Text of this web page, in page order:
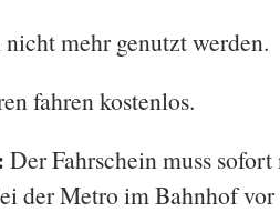
mehr genutzt werden.
fahren kostenlos.
Der Fahrschein muss
der Metro im Bahnhof